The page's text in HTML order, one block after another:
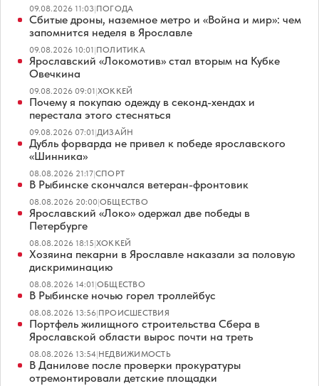
09.08.2026 11:03|ПОГОДА
Сбитые дроны, наземное метро и «Война и мир»: чем
запомнится неделя в Ярославле
09.08.2026 10:01|ПОЛИТИКА
Ярославский «Локомотив» стал вторым на Кубке
Овечкина
09.08.2026 09:01|ХОККЕЙ
Почему я покупаю одежду в секонд-хендах и
перестала этого стесняться
09.08.2026 07:01|ДИЗАЙН
Дубль форварда не привел к победе ярославского
«Шинника»
08.08.2026 21:17|СПОРТ
В Рыбинске скончался ветеран-фронтовик
08.08.2026 20:00|ОБЩЕСТВО
Ярославский «Локо» одержал две победы в
Петербурге
08.08.2026 18:15|ХОККЕЙ
Хозяина пекарни в Ярославле наказали за половую
дискриминацию
08.08.2026 14:01|ОБЩЕСТВО
В Рыбинске ночью горел троллейбус
08.08.2026 13:56|ПРОИСШЕСТВИЯ
Портфель жилищного строительства Сбера в
Ярославской области вырос почти на треть
08.08.2026 13:54|НЕДВИЖИМОСТЬ
В Данилове после проверки прокуратуры
отремонтировали детские площадки